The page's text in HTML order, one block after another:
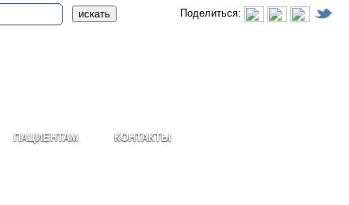
Поделиться:
ПАЦИЕНТАМ КОНТАКТЫ